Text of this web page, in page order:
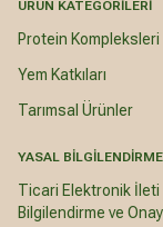
ÜRÜN KATEGORILERI
Protein Kompleksleri
Yem Katkıları
Tarımsal Ürünler
YASAL BILGILENDIRME
Ticari Elektronik İleti
Bilgilendirme ve